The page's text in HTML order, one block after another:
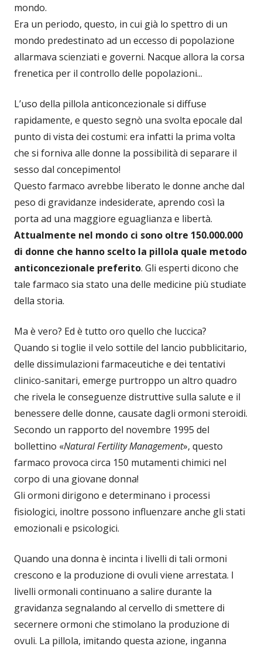
mondo.
Era un periodo, questo, in cui già lo spettro di un
mondo predestinato ad un eccesso di popolazione
allarmava scienziati e governi. Nacque allora la corsa
frenetica per il controllo delle popolazioni...
L’uso della pillola anticoncezionale si diffuse
rapidamente, e questo segnò una svolta epocale dal
punto di vista dei costumi: era infatti la prima volta
che si forniva alle donne la possibilità di separare il
sesso dal concepimento!
Questo farmaco avrebbe liberato le donne anche dal
peso di gravidanze indesiderate, aprendo così la
porta ad una maggiore eguaglianza e libertà.
Attualmente nel mondo ci sono oltre 150.000.000
di donne che hanno scelto la pillola quale metodo
anticoncezionale preferito. Gli esperti dicono che
tale farmaco sia stato una delle medicine più studiate
della storia.
Ma è vero? Ed è tutto oro quello che luccica?
Quando si toglie il velo sottile del lancio pubblicitario,
delle dissimulazioni farmaceutiche e dei tentativi
clinico-sanitari, emerge purtroppo un altro quadro
che rivela le conseguenze distruttive sulla salute e il
benessere delle donne, causate dagli ormoni steroidi.
Secondo un rapporto del novembre 1995 del
bollettino «Natural Fertility Management», questo
farmaco provoca circa 150 mutamenti chimici nel
corpo di una giovane donna!
Gli ormoni dirigono e determinano i processi
fisiologici, inoltre possono influenzare anche gli stati
emozionali e psicologici.
Quando una donna è incinta i livelli di tali ormoni
crescono e la produzione di ovuli viene arrestata. I
livelli ormonali continuano a salire durante la
gravidanza segnalando al cervello di smettere di
secernere ormoni che stimolano la produzione di
ovuli. La pillola, imitando questa azione, inganna